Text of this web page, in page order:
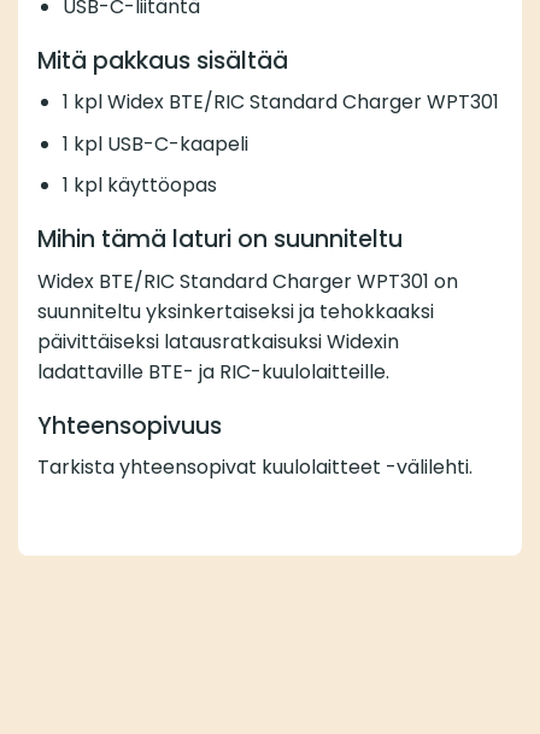
USB-C-liitäntä
Mitä pakkaus sisältää
1 kpl Widex BTE/RIC Standard Charger WPT301
1 kpl USB-C-kaapeli
1 kpl käyttöopas
Mihin tämä laturi on suunniteltu
Widex BTE/RIC Standard Charger WPT301 on
suunniteltu yksinkertaiseksi ja tehokkaaksi
päivittäiseksi latausratkaisuksi Widexin
ladattaville BTE- ja RIC-kuulolaitteille.
Yhteensopivuus
Tarkista yhteensopivat kuulolaitteet -välilehti.